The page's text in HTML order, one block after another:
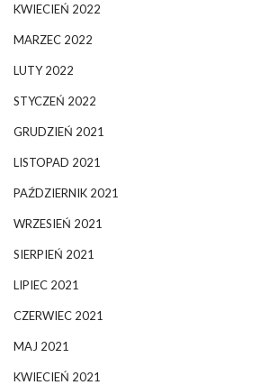
KWIECIEŃ 2022
MARZEC 2022
LUTY 2022
STYCZEŃ 2022
GRUDZIEŃ 2021
LISTOPAD 2021
PAŹDZIERNIK 2021
WRZESIEŃ 2021
SIERPIEŃ 2021
LIPIEC 2021
CZERWIEC 2021
MAJ 2021
KWIECIEŃ 2021